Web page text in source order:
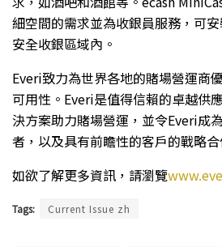
細空間的需求並為收銀員服務，可
安全收銀區域內。
Everi致力為世界各地的賭場營運商
可用性。Everi是值得信賴的卓越供
決方案助力賭場營運，並令Everi成
者，以及具有前瞻性的客戶的戰略合
如欲了解更多資訊，請瀏覽
Tags: Current Issue zh